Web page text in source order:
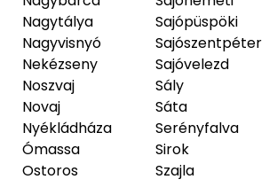
Nagytálya
Nagyvisnyó
Nekézseny
Noszvaj
Novaj
Nyékládháza
Ómassa
Ostoros
Sajópüspöki
Sajószentpéter
Sajóvelezd
Sály
Sáta
Serényfalva
Sirok
Szajla